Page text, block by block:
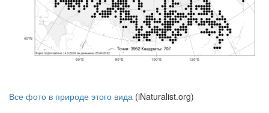
Все фото в природе этого вида (iNaturalist.org)